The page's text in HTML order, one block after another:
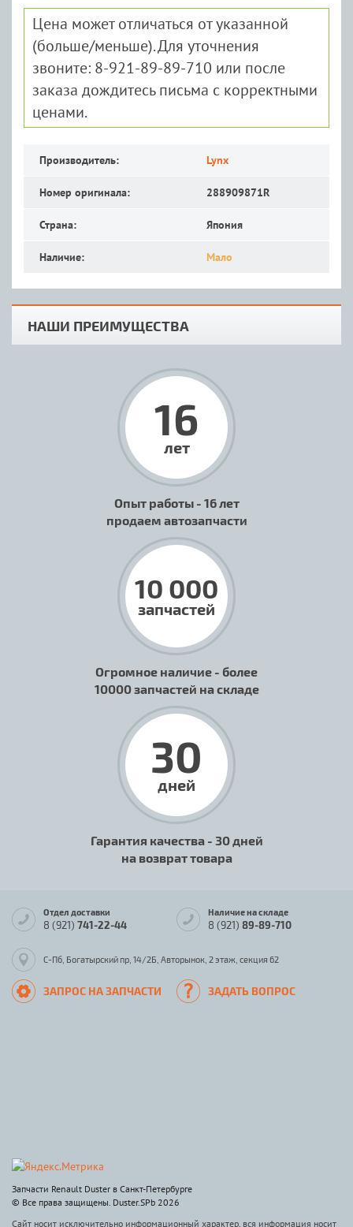
Цена может отличаться от указанной
(больше/меньше). Для уточнения
звоните: 8-921-89-89-710 или после
заказа дождитесь письма с корректными
ценами.
Производитель: Lynx
Номер оригинала: 288909871R
Страна: Япония
Наличие: Мало
НАШИ ПРЕИМУЩЕСТВА
16
лет
Опыт работы - 16 лет
продаем автозапчасти
10 000
запчастей
Огромное наличие - более
10000 запчастей на складе
30
дней
Гарантия качества - 30 дней
на возврат товара
Отдел доставки
8 (921) 741-22-44
Наличие на складе
8 (921) 89-89-710
С-Пб, Богатырский пр, 14/2Б, Авторынок, 2 этаж, секция 62
ЗАПРОС НА ЗАПЧАСТИ ЗАДАТЬ ВОПРОС
Запчасти Renault Duster в Санкт-Петербурге
© Все права защищены. Duster.SPb 2026
Сайт носит исключительно информационный характер, вся информация носит